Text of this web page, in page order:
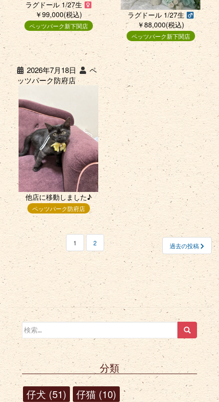
ラグドール 1/27生
￥99,000(税込)
ペッツパーク新下関店
ラグドール 1/27生
￥88,000(税込)
ペッツパーク新下関店
2026年7月18日
ペ
ッツパーク防府店
他店に移動しました♪
ペッツパーク防府店
投稿ナビゲーション
1 2 過去の投稿
検索:
分類
仔犬 (51) 仔猫 (10)